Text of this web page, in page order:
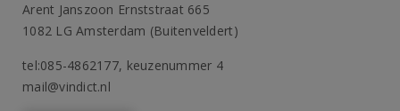
Arent Janszoon Ernststraat 665
1082 LG Amsterdam (Buitenveldert)
tel:085-4862177, keuzenummer 4
mail@vindict.nl